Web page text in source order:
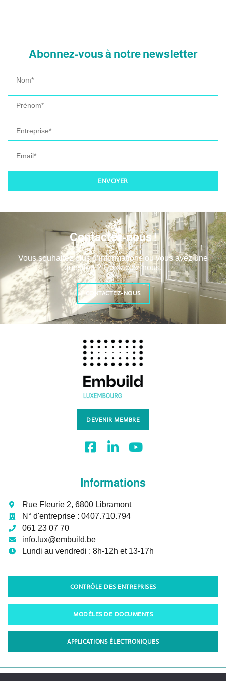
Contactez-nous !
Vous souhaitez plus d’informations ou vous avez une
question ? Contactez-nous.
CONTACTEZ-NOUS
Abonnez-vous à notre newsletter
ENVOYER
DEVENIR MEMBRE
Informations
Rue Fleurie 2, 6800 Libramont
N° d'entreprise : 0407.710.794
061 23 07 70
info.lux@embuild.be
Lundi au vendredi : 8h-12h et 13-17h
CONTRÔLE DES ENTREPRISES
MODÈLES DE DOCUMENTS
APPLICATIONS ÉLECTRONIQUES